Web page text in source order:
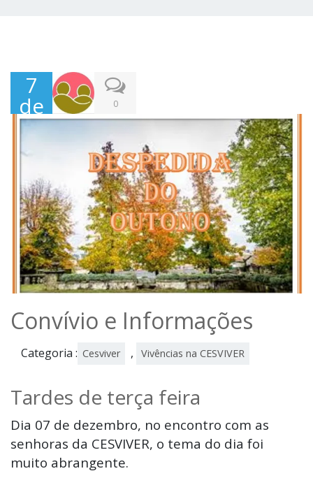
7
de
Dez
em
,
202
1
0
Convívio e Informações
Categoria : Cesviver , Vivências na CESVIVER
Tardes de terça feira
Dia 07 de dezembro, no encontro com as
senhoras da CESVIVER, o tema do dia foi
muito abrangente.